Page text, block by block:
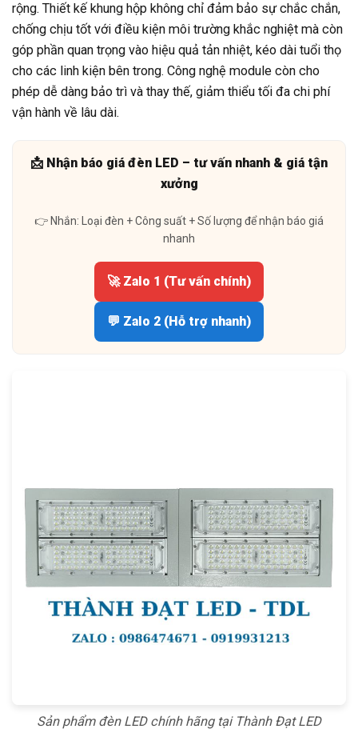
rộng. Thiết kế khung hộp không chỉ đảm bảo sự chắc chắn,
chống chịu tốt với điều kiện môi trường khắc nghiệt mà còn
góp phần quan trọng vào hiệu quả tản nhiệt, kéo dài tuổi thọ
cho các linh kiện bên trong. Công nghệ module còn cho
phép dễ dàng bảo trì và thay thế, giảm thiểu tối đa chi phí
vận hành về lâu dài.
📩 Nhận báo giá đèn LED – tư vấn nhanh & giá tận
xưởng
👉 Nhắn: Loại đèn + Công suất + Số lượng để nhận báo giá
nhanh
🚀 Zalo 1 (Tư vấn chính)
💬 Zalo 2 (Hỗ trợ nhanh)
Sản phẩm đèn LED chính hãng tại Thành Đạt LED